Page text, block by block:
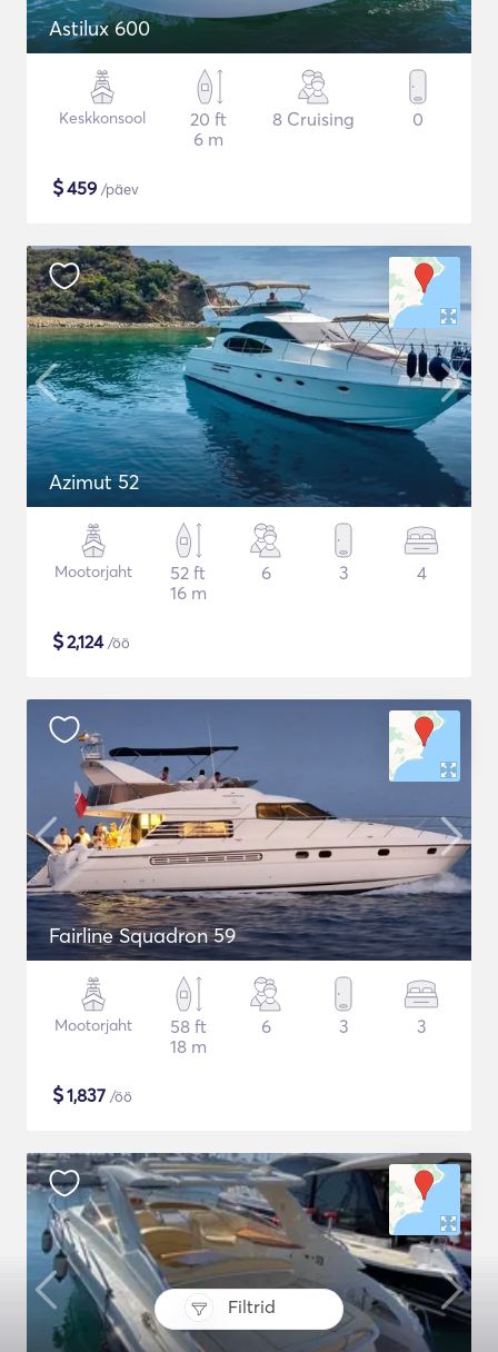
Filtrid
Astilux 600
Keskkonsool
20 ft
6 m
8 Cruising 0
$459 /päev
Azimut 52
Mootorjaht
52 ft
16 m
6 3 4
$2,124/öö
Fairline Squadron 59
Mootorjaht
58 ft
18 m
6 3 3
$1,837 /öö